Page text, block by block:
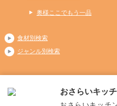
奥様ここでもう一品
食材別検索
ジャンル別検索
Copyright (C) 2026
おさらいキッ